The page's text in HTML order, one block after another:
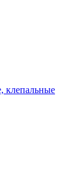
клепальные